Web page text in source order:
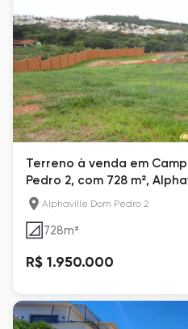
Terreno à venda em
Pedro 2, com 728 m²,
Alphaville Dom Pedro 2
728m²
R$ 1.950.000